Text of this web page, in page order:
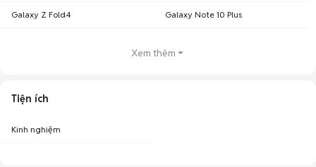
Galaxy Z Fold4 Galaxy Note 10 Plus
Xem thêm
Tiện ích
Kinh nghiệm